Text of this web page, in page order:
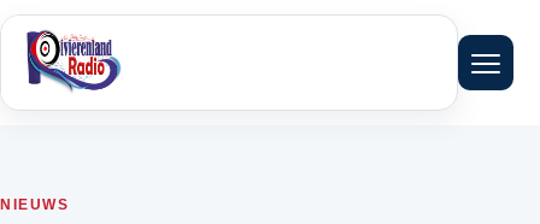
Menu
NIEUWS